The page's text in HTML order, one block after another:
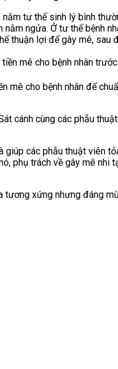
tư thế sinh lý bình
ngửa. Ở tư thế bệnh
thuận lợi để gây mê, sau
mê cho bệnh nhân để
cánh cùng các phẫu
các phẫu thuật viên
phụ trách về gây mê
xứng nhưng đáng